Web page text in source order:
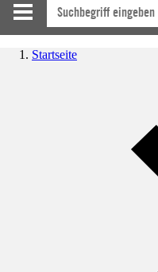
Startseite